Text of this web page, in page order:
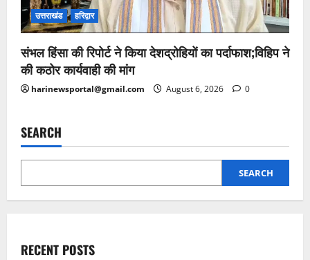
उत्तराखंड हरिद्वार
संभल हिंसा की रिपोर्ट ने किया देशद्रोहियों का पर्दाफाश;विहिप ने
की कठोर कार्यवाही की मांग
harinewsportal@gmail.com August 6, 2026 0
SEARCH
SEARCH
RECENT POSTS